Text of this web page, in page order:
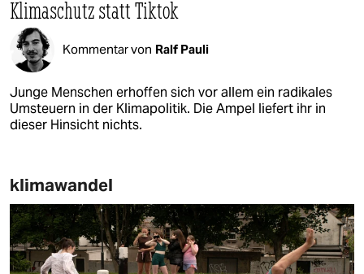
Klimaschutz statt Tiktok
Kommentar von Ralf Pauli
Junge Menschen erhoffen sich vor allem ein radikales
Umsteuern in der Klimapolitik. Die Ampel liefert ihr in
dieser Hinsicht nichts.
klimawandel